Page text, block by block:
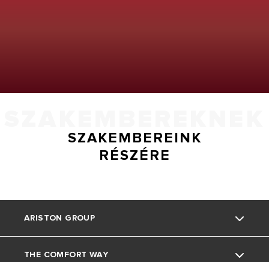
SZAKEMBEREINK
RÉSZÉRE
ARISTON GROUP
Rólunk
THE COMFORT WAY